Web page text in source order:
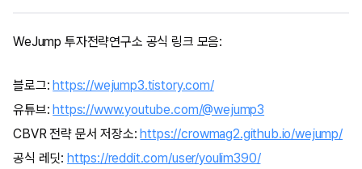
WeJump 투자전략연구소 공식 링크 모음:
블로그:https://wejump3.tistory.com/
유튜브:https://www.youtube.com/@wejump3
CBVR 전략 문서 저장소:https://crowmag2.github.io/wejump/
공식 레딧: https://reddit.com/user/youlim390/